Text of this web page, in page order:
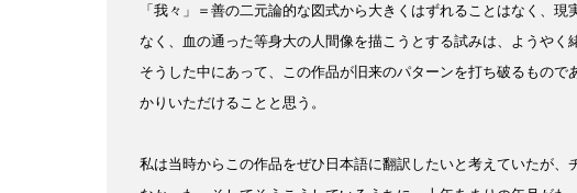
「我々」＝善の二元論的な図式から大きくはずれることはなく、現
なく、血の通った等身大の人間像を描こうとする試みは、ようやく
そうした中にあって、この作品が旧来のパターンを打ち破るもので
かりいただけることと思う。
私は当時からこの作品をぜひ日本語に翻訳したいと考えていたが、